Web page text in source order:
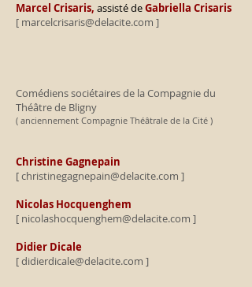
Marcel Crisaris, assisté deGabriella Crisaris
[ marcelcrisaris@delacite.com ]
Comédiens sociétaires de la Compagnie du
Théâtre de Bligny
( anciennement Compagnie Théâtrale de la Cité )
Christine Gagnepain
[christinegagnepain@delacite.com ]
Nicolas Hocquenghem
[ nicolashocquenghem@delacite.com ]
Didier Dicale
[didierdicale@delacite.com ]